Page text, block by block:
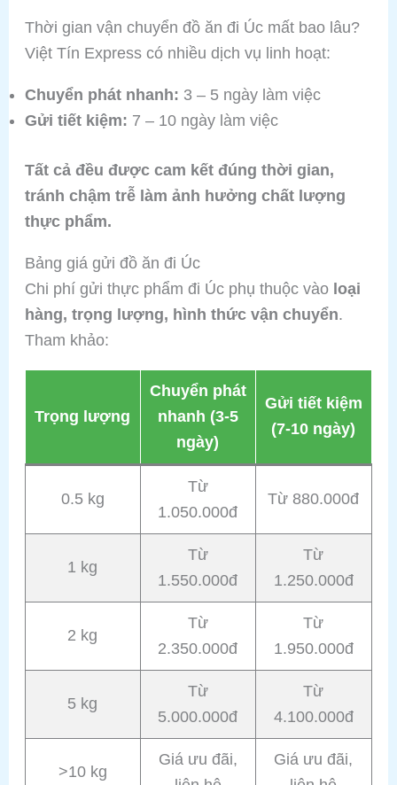
Thời gian vận chuyển đồ ăn đi Úc mất bao lâu?
Việt Tín Express có nhiều dịch vụ linh hoạt:
Chuyển phát nhanh: 3 – 5 ngày làm việc
Gửi tiết kiệm: 7 – 10 ngày làm việc
Tất cả đều được cam kết đúng thời gian,
tránh chậm trễ làm ảnh hưởng chất lượng
thực phẩm.
Bảng giá gửi đồ ăn đi Úc
Chi phí gửi thực phẩm đi Úc phụ thuộc vào loại
hàng, trọng lượng, hình thức vận chuyển.
Tham khảo:
Trọng lượng
Chuyển phát
nhanh (3-5
ngày)
Gửi tiết kiệm
(7-10 ngày)
0.5 kg
Từ
1.050.000đ
Từ 880.000đ
1 kg
Từ
1.550.000đ
Từ
1.250.000đ
2 kg
Từ
2.350.000đ
Từ
1.950.000đ
5 kg
Từ
5.000.000đ
Từ
4.100.000đ
>10 kg
Giá ưu đãi,
Giá ưu đãi,